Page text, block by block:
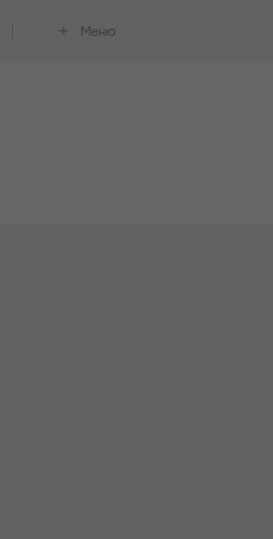
Меню